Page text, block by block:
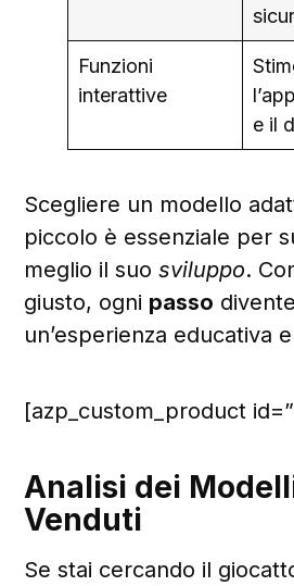
Funzioni
interattive
e il
Scegliere un modello
piccolo è essenziale per
meglio il suosviluppo.
giusto, ogni passo
un’esperienza educativa
[azp_custom_product
Analisi dei
Venduti
Se stai cercando il